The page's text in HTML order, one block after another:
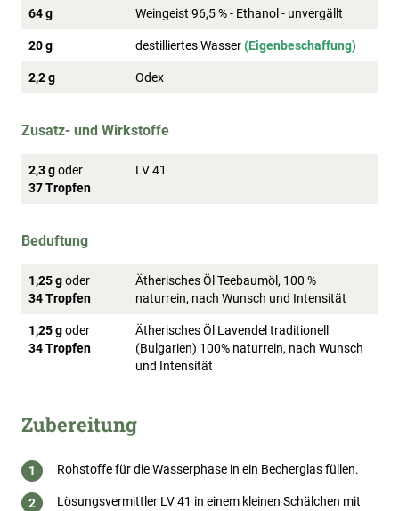
64 g Weingeist 96,5 % - Ethanol - unvergällt
20 g destilliertes Wasser(Eigenbeschaffung)
2,2 g Odex
Zusatz- und Wirkstoffe
2,3 goder
37 Tropfen
LV 41
Beduftung
1,25 goder
34 Tropfen
Ätherisches Öl Teebaumöl, 100 %
naturrein, nach Wunsch und Intensität
1,25 goder
34 Tropfen
Ätherisches Öl Lavendel traditionell
(Bulgarien) 100% naturrein, nach Wunsch
und Intensität
Zubereitung
Rohstoffe für die Wasserphase in ein Becherglas füllen.
Lösungsvermittler LV 41 in einem kleinen Schälchen mit